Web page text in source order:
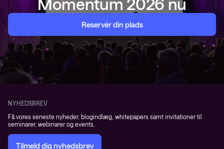
Momentum 2026 nu
Reservér din plads
NYHEDSBREV
Få vores seneste nyheder, blogindlæg, whitepapers samt invitationer til
seminarer, webinarer og events.
Tilmeld dig nyhedsbrev